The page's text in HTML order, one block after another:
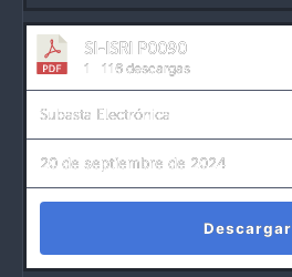
SI-ISRI P0090
1 116 descargas
Subasta Electrónica
20 de septiembre de 2024
Descargar